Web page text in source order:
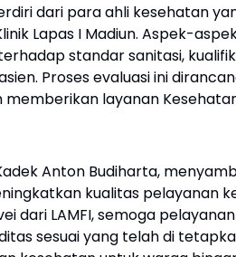
dari para ahli kesehatan
Lapas I Madiun. Aspek-
standar sanitasi,
Proses evaluasi ini
layanan
Anton Budiharta,
kualitas pelayanan
dari LAMFI, semoga
sesuai yang telah di